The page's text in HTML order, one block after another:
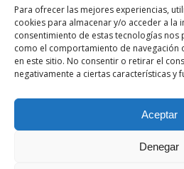
Para ofrecer las mejores experiencias,
cookies para almacenar y/o acceder a la
consentimiento de estas tecnologías
como el comportamiento de navegación
en este sitio. No consentir o retirar el
negativamente a ciertas características y
Aceptar
Denegar